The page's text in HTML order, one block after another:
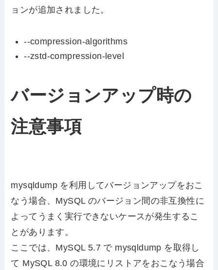
ョンが追加されました。
--compression-algorithms
--zstd-compression-level
バージョンアップ時の
注意事項
mysqldump を利用してバージョンアップをおこ
なう場合、MySQL のバージョン間の非互換性に
よってうまく実行できないケースが発生するこ
とがあります。
ここでは、MySQL 5.7 で mysqldump を取得し
て MySQL 8.0 の環境にリストアをおこなう場合